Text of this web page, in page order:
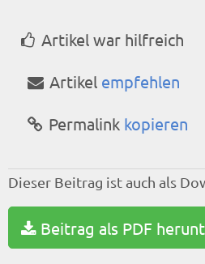
Artikel war hilfreich
Artikel empfehlen
Permalink kopieren
Dieser Beitrag ist auch als
Beitrag als PDF